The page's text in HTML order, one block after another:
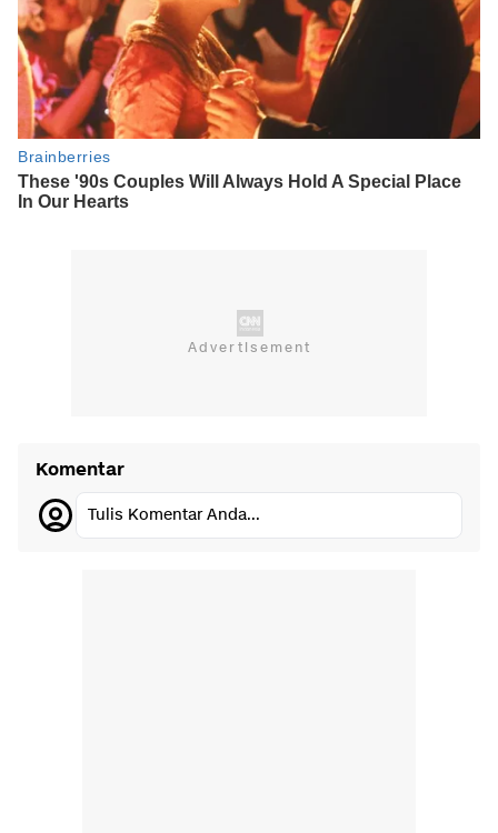
Komentar
Tulis Komentar Anda...